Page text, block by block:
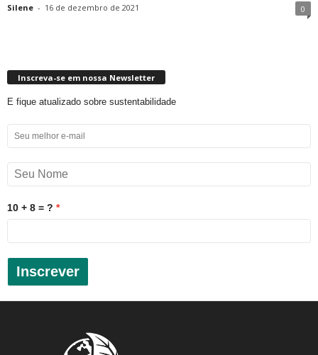
Silene - 16 de dezembro de 2021 0
Inscreva-se em nossa Newsletter
E fique atualizado sobre sustentabilidade
10 + 8 = ?
Inscrever